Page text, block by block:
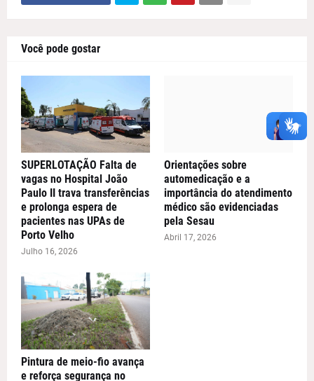
Você pode gostar
SUPERLOTAÇÃO Falta de
vagas no Hospital João
Paulo II trava transferências
e prolonga espera de
pacientes nas UPAs de
Porto Velho
Julho 16, 2026
Orientações sobre
automedicação e a
importância do atendimento
médico são evidenciadas
pela Sesau
Abril 17, 2026
Pintura de meio-fio avança
e reforça segurança no